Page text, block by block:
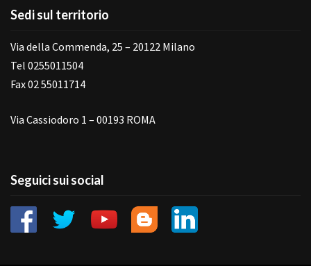
Sedi sul territorio
Via della Commenda, 25 – 20122 Milano
Tel 0255011504
Fax 02 55011714
Via Cassiodoro 1 – 00193 ROMA
Seguici sui social